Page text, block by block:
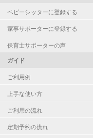
ベビーシッターに登録する
家事サポーターに登録する
保育士サポーターの声
ガイド
ご利用例
上手な使い方
ご利用の流れ
定期予約の流れ